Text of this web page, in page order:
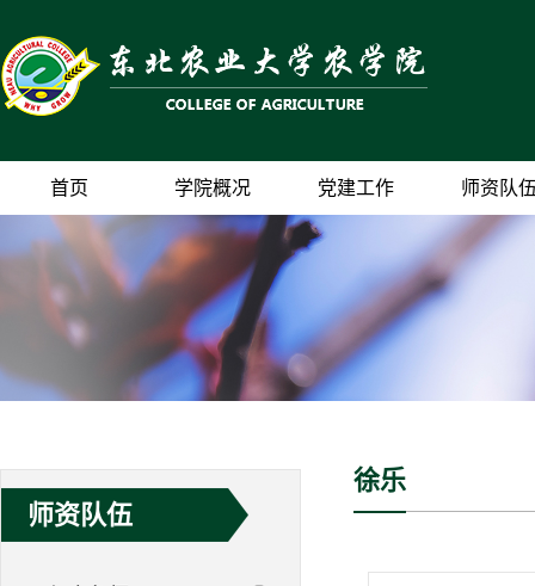
首页 学院概况 党建工作 师资队
师资队伍
徐乐